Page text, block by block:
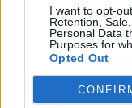
I want to opt-
Retention,
Personal Data
Purposes for
Opted Out